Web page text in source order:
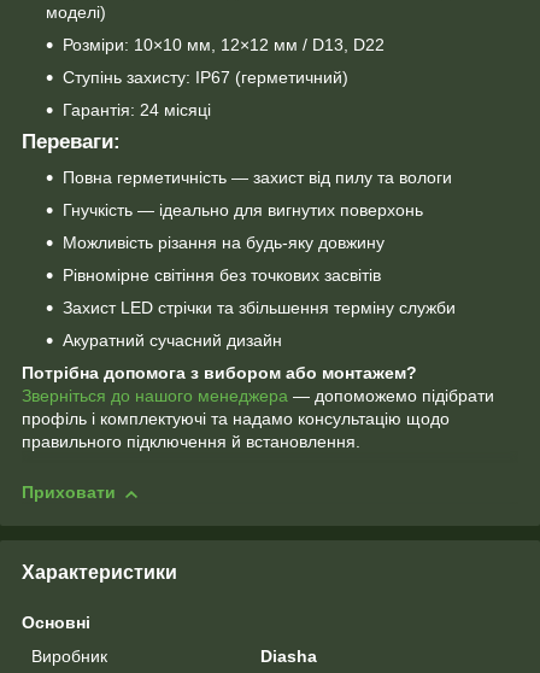
моделі)
Розміри: 10×10 мм, 12×12 мм / D13, D22
Ступінь захисту: IP67 (герметичний)
Гарантія: 24 місяці
Переваги:
Повна герметичність — захист від пилу та вологи
Гнучкість — ідеально для вигнутих поверхонь
Можливість різання на будь-яку довжину
Рівномірне світіння без точкових засвітів
Захист LED стрічки та збільшення терміну служби
Акуратний сучасний дизайн
Потрібна допомога з вибором або монтажем?
Зверніться до нашого менеджера — допоможемо підібрати
профіль і комплектуючі та надамо консультацію щодо
правильного підключення й встановлення.
Приховати
Характеристики
Основні
Виробник
Diasha